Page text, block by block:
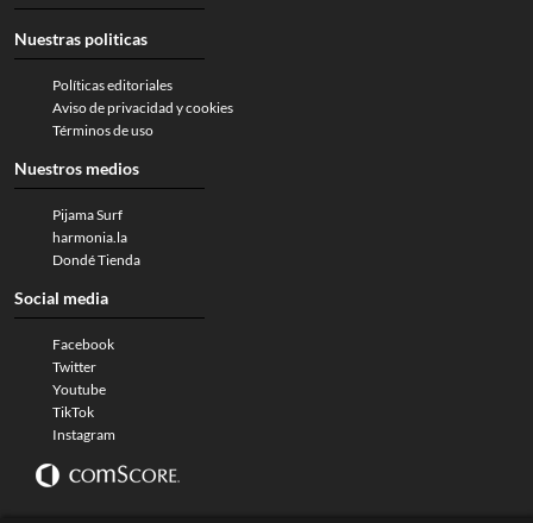
Nuestras politicas
Políticas editoriales
Aviso de privacidad y cookies
Términos de uso
Nuestros medios
Pijama Surf
harmonia.la
Dondé Tienda
Social media
Facebook
Twitter
Youtube
TikTok
Instagram